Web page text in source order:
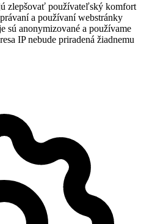
zlepšovať používateľský komfort
a používaní webstránky
sú anonymizované a používame
IP nebude priradená žiadnemu